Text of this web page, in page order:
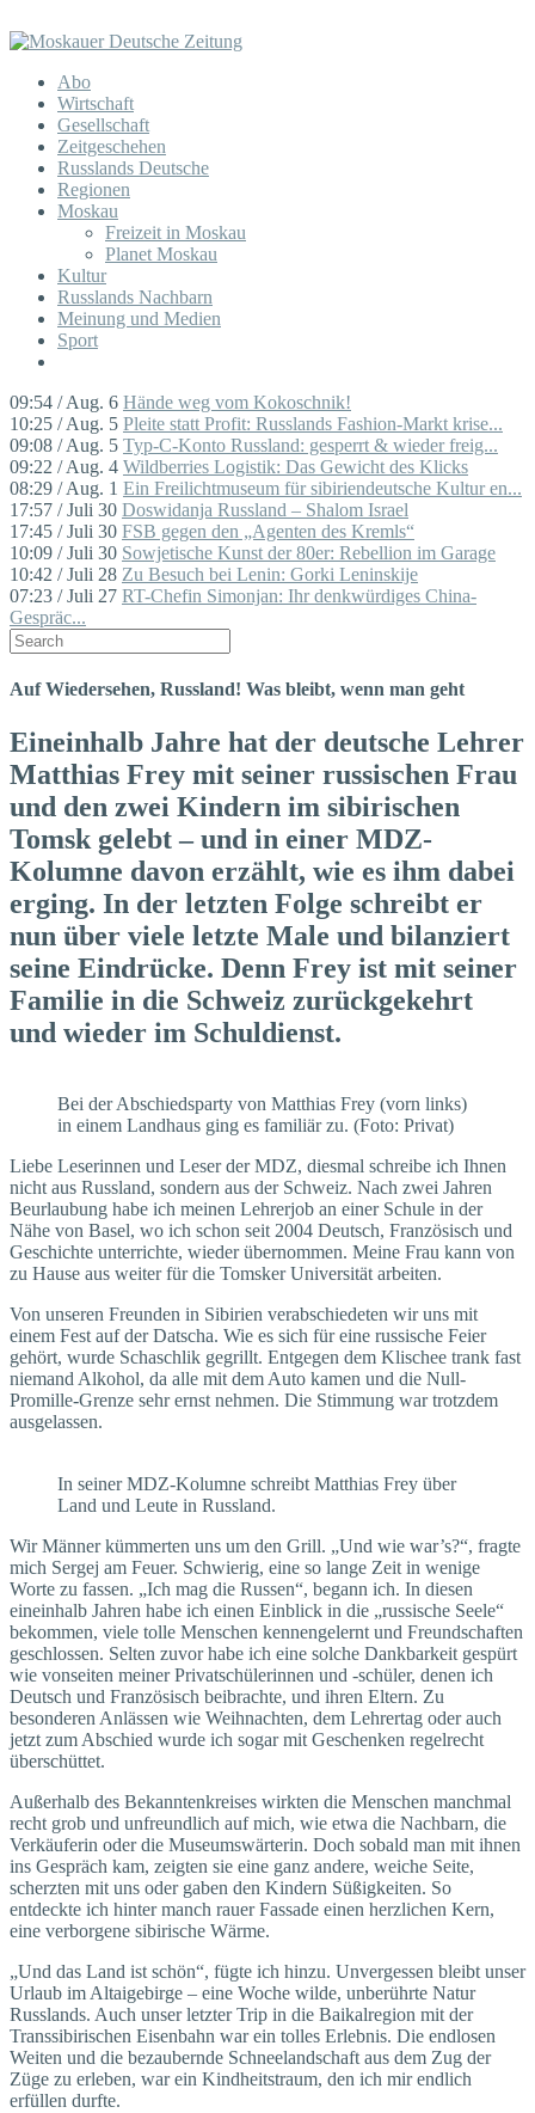
Abo
Wirtschaft
Gesellschaft
Zeitgeschehen
Russlands Deutsche
Regionen
Moskau
Freizeit in Moskau
Planet Moskau
Kultur
Russlands Nachbarn
Meinung und Medien
Sport
09:54 / Aug. 6 Hände weg vom Kokoschnik!
10:25 / Aug. 5 Pleite statt Profit: Russlands Fashion-Markt krise...
09:08 / Aug. 5 Typ-C-Konto Russland: gesperrt & wieder freig...
09:22 / Aug. 4 Wildberries Logistik: Das Gewicht des Klicks
08:29 / Aug. 1 Ein Freilichtmuseum für sibiriendeutsche Kultur en...
17:57 / Juli 30 Doswidanja Russland – Shalom Israel
17:45 / Juli 30 FSB gegen den „Agenten des Kremls“
10:09 / Juli 30 Sowjetische Kunst der 80er: Rebellion im Garage
10:42 / Juli 28 Zu Besuch bei Lenin: Gorki Leninskije
07:23 / Juli 27 RT-Chefin Simonjan: Ihr denkwürdiges China-
Gespräc...
Auf Wiedersehen, Russland! Was bleibt, wenn man geht
Eineinhalb Jahre hat der deutsche Lehrer
Matthias Frey mit seiner russischen Frau
und den zwei Kindern im sibirischen
Tomsk gelebt – und in einer MDZ-
Kolumne davon erzählt, wie es ihm dabei
erging. In der letzten Folge schreibt er
nun über viele letzte Male und bilanziert
seine Eindrücke. Denn Frey ist mit seiner
Familie in die Schweiz zurückgekehrt
und wieder im Schuldienst.
Bei der Abschiedsparty von Matthias Frey (vorn links)
in einem Landhaus ging es familiär zu. (Foto: Privat)
Liebe Leserinnen und Leser der MDZ, diesmal schreibe ich Ihnen
nicht aus Russland, sondern aus der Schweiz. Nach zwei Jahren
Beurlaubung habe ich meinen Lehrerjob an einer Schule in der
Nähe von Basel, wo ich schon seit 2004 Deutsch, Französisch und
Geschichte unterrichte, wieder übernommen. Meine Frau kann von
zu Hause aus weiter für die Tomsker Universität arbeiten.
Von unseren Freunden in Sibirien verabschiedeten wir uns mit
einem Fest auf der Datscha. Wie es sich für eine russische Feier
gehört, wurde Schaschlik gegrillt. Entgegen dem Klischee trank fast
niemand Alkohol, da alle mit dem Auto kamen und die Null-
Promille-Grenze sehr ernst nehmen. Die Stimmung war trotzdem
ausgelassen.
In seiner MDZ-Kolumne schreibt Matthias Frey über
Land und Leute in Russland.
Wir Männer kümmerten uns um den Grill. „Und wie war’s?“, fragte
mich Sergej am Feuer. Schwierig, eine so lange Zeit in wenige
Worte zu fassen. „Ich mag die Russen“, begann ich. In diesen
eineinhalb Jahren habe ich einen Einblick in die „russische Seele“
bekommen, viele tolle Menschen kennengelernt und Freundschaften
geschlossen. Selten zuvor habe ich eine solche Dankbarkeit gespürt
wie vonseiten meiner Privatschülerinnen und -schüler, denen ich
Deutsch und Französisch beibrachte, und ihren Eltern. Zu
besonderen Anlässen wie Weihnachten, dem Lehrertag oder auch
jetzt zum Abschied wurde ich sogar mit Geschenken regelrecht
überschüttet.
Außerhalb des Bekanntenkreises wirkten die Menschen manchmal
recht grob und unfreundlich auf mich, wie etwa die Nachbarn, die
Verkäuferin oder die Museumswärterin. Doch sobald man mit ihnen
ins Gespräch kam, zeigten sie eine ganz andere, weiche Seite,
scherzten mit uns oder gaben den Kindern Süßigkeiten. So
entdeckte ich hinter manch rauer Fassade einen herzlichen Kern,
eine verborgene sibirische Wärme.
„Und das Land ist schön“, fügte ich hinzu. Unvergessen bleibt unser
Urlaub im Altaigebirge – eine Woche wilde, unberührte Natur
Russlands. Auch unser letzter Trip in die Baikalregion mit der
Transsibirischen Eisenbahn war ein tolles Erlebnis. Die endlosen
Weiten und die bezaubernde Schneelandschaft aus dem Zug der
Züge zu erleben, war ein Kindheitstraum, den ich mir endlich
erfüllen durfte.